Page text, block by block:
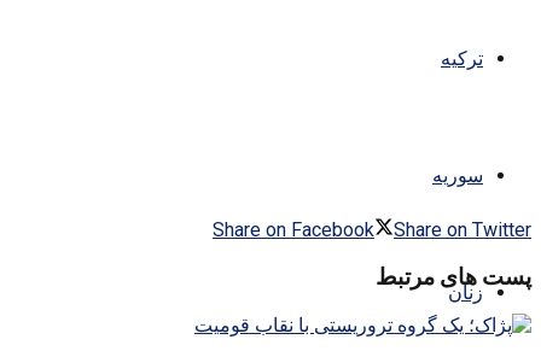
ترکیه
سوریه
زنان
Share on Facebook Share on Twitter
پست های مرتبط